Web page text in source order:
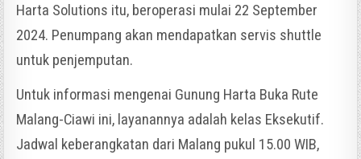
Harta Solutions itu, beroperasi mulai 22 September
2024. Penumpang akan mendapatkan servis shuttle
untuk penjemputan.
Untuk informasi mengenai Gunung Harta Buka Rute
Malang-Ciawi ini, layanannya adalah kelas Eksekutif.
Jadwal keberangkatan dari Malang pukul 15.00 WIB,